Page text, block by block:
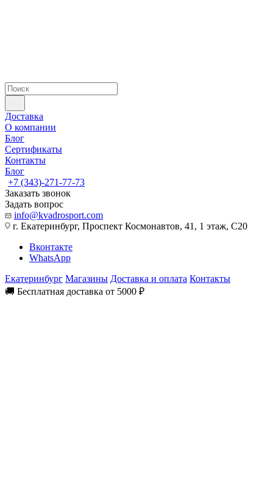
Доставка
О компании
Блог
Сертификаты
Контакты
Блог
+7 (343)-271-77-73
Заказать звонок
Задать вопрос
info@kvadrosport.com
г. Екатеринбург, Проспект Космонавтов, 41, 1 этаж, С20
Вконтакте
WhatsApp
Екатеринбург Магазины Доставка и оплата Контакты
🚚 Бесплатная доставка от 5000 ₽